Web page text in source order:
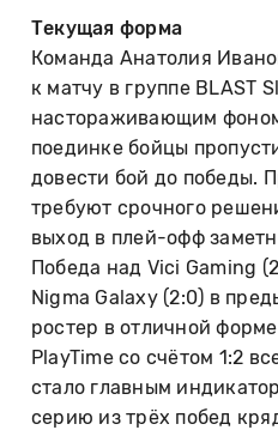
Текущая форма
Команда Анатолия
к матчу в группе BLAST
настораживающим
поединке бойцы
довести бой до победы.
требуют срочного
выход в плей-офф
Победа над Vici Gaming
Nigma Galaxy (2:0) в
ростер в отличной
PlayTime со счётом 1:2
стало главным
серию из трёх побед